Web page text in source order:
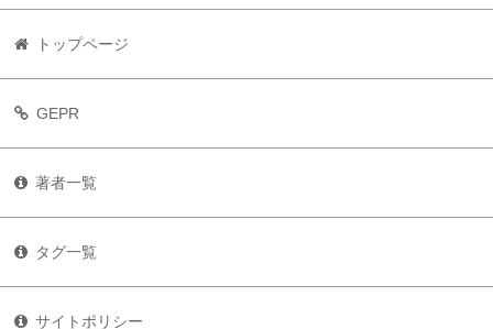
トップページ
GEPR
著者一覧
タグ一覧
サイトポリシー